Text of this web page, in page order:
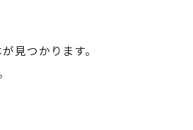
見つかります。